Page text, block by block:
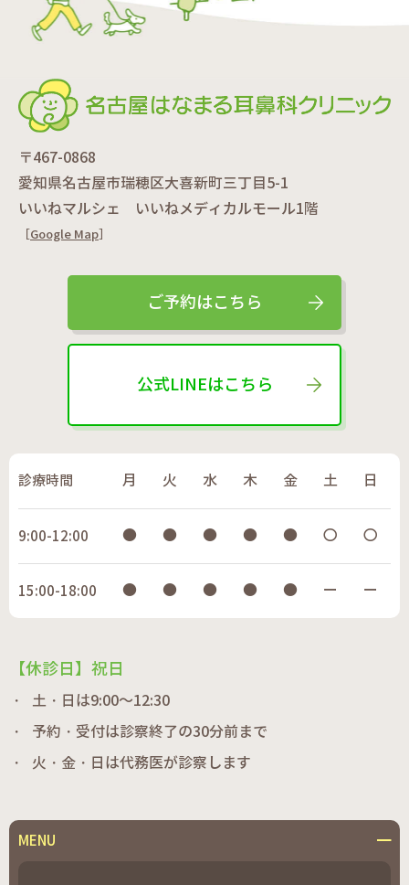
〒467-0868
愛知県名古屋市瑞穂区大喜新町三丁目5-1
いいねマルシェ いいねメディカルモール1階
［Google Map］
ご予約はこちら
公式LINEはこちら
診療時間 月 火 水 木 金 土 日
9:00-12:00 ● ● ● ● ● 〇 〇
15:00-18:00 ● ● ● ● ● ー ー
【休診日】祝日
土・日は9:00～12:30
予約・受付は診察終了の30分前まで
火・金・日は代務医が診察します
MENU